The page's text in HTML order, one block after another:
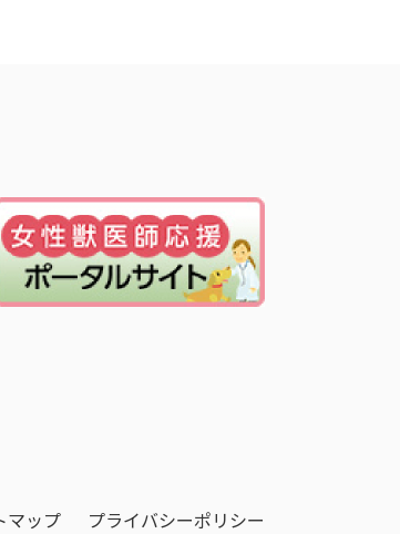
マップ プライバシーポリシー